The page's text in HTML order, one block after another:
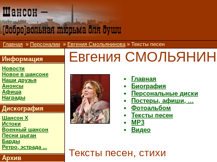
Главная » Персоналии » Евгения Смольянинова » Тексты песен
Информация
Новости
Новое в шансоне
Наши друзья
Анонсы
Афиша
Награды
Дискография
Шансон X
Истоки
Военный шансон
Песни цыган
Барды
Ретро, эстрада ...
Архив
Евгения
Главная
Биография
Персональные диски
Постеры, афиши, ...
Фотоальбом
Тексты песен
MP3
Видео
Тексты песен, стихи